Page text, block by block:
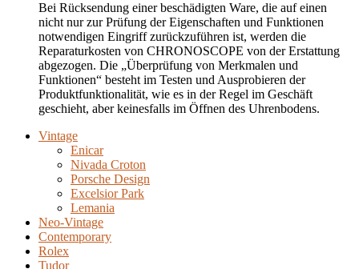
Bei Rücksendung einer beschädigten Ware, die auf einen
nicht nur zur Prüfung der Eigenschaften und Funktionen
notwendigen Eingriff zurückzuführen ist, werden die
Reparaturkosten von CHRONOSCOPE von der Erstattung
abgezogen. Die „Überprüfung von Merkmalen und
Funktionen“ besteht im Testen und Ausprobieren der
Produktfunktionalität, wie es in der Regel im Geschäft
geschieht, aber keinesfalls im Öffnen des Uhrenbodens.
Vintage
Enicar
Nivada Croton
Porsche Design
Excelsior Park
Lemania
Neo-Vintage
Contemporary
Rolex
Tudor